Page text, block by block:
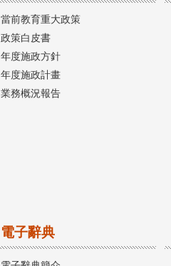
當前教育重大政策
政策白皮書
年度施政方針
年度施政計畫
業務概況報告
電子辭典